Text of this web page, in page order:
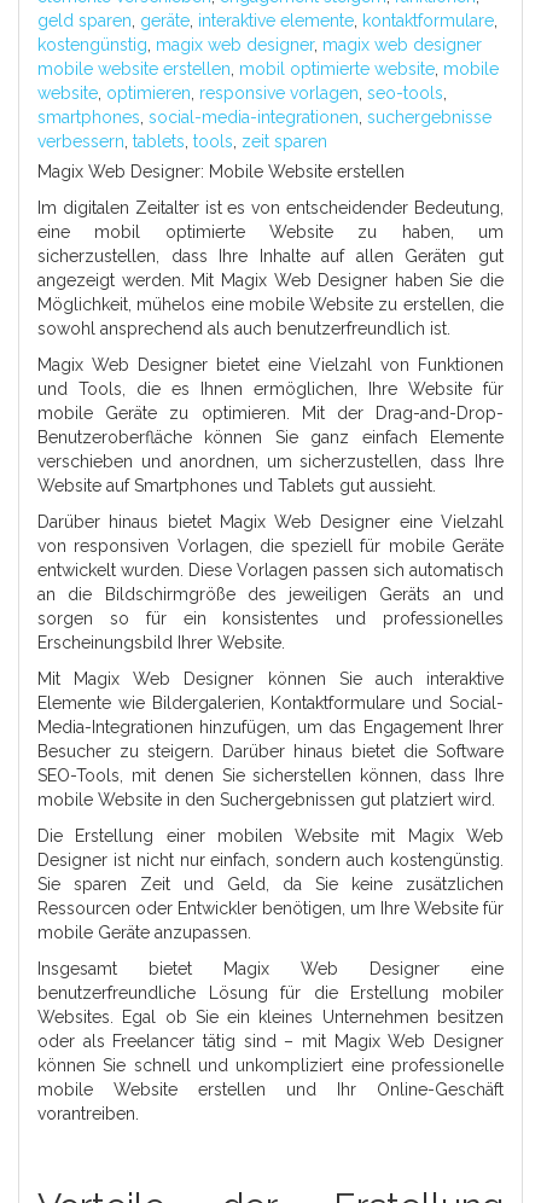
geld sparen geräte interaktive elemente kontaktformulare
kostengünstig magix web designer, magix web designer
mobile website erstellen mobil optimierte website mobile
website optimieren responsive vorlagen seo-tools
smartphones social-media-integrationen suchergebnisse
verbessern tablets tools zeit sparen
Magix Web Designer: Mobile Website erstellen
Im digitalen Zeitalter ist es von entscheidender Bedeutung,
eine mobil optimierte Website zu haben, um
sicherzustellen, dass Ihre Inhalte auf allen Geräten gut
angezeigt werden. Mit Magix Web Designer haben Sie die
Möglichkeit, mühelos eine mobile Website zu erstellen, die
sowohl ansprechend als auch benutzerfreundlich ist.
Magix Web Designer bietet eine Vielzahl von Funktionen
und Tools, die es Ihnen ermöglichen, Ihre Website für
mobile Geräte zu optimieren. Mit der Drag-and-Drop-
Benutzeroberfläche können Sie ganz einfach Elemente
verschieben und anordnen, um sicherzustellen, dass Ihre
Website auf Smartphones und Tablets gut aussieht.
Darüber hinaus bietet Magix Web Designer eine Vielzahl
von responsiven Vorlagen, die speziell für mobile Geräte
entwickelt wurden. Diese Vorlagen passen sich automatisch
an die Bildschirmgröße des jeweiligen Geräts an und
sorgen so für ein konsistentes und professionelles
Erscheinungsbild Ihrer Website.
Mit Magix Web Designer können Sie auch interaktive
Elemente wie Bildergalerien, Kontaktformulare und Social-
Media-Integrationen hinzufügen, um das Engagement Ihrer
Besucher zu steigern. Darüber hinaus bietet die Software
SEO-Tools, mit denen Sie sicherstellen können, dass Ihre
mobile Website in den Suchergebnissen gut platziert wird.
Die Erstellung einer mobilen Website mit Magix Web
Designer ist nicht nur einfach, sondern auch kostengünstig.
Sie sparen Zeit und Geld, da Sie keine zusätzlichen
Ressourcen oder Entwickler benötigen, um Ihre Website für
mobile Geräte anzupassen.
Insgesamt bietet Magix Web Designer eine
benutzerfreundliche Lösung für die Erstellung mobiler
Websites. Egal ob Sie ein kleines Unternehmen besitzen
oder als Freelancer tätig sind – mit Magix Web Designer
können Sie schnell und unkompliziert eine professionelle
mobile Website erstellen und Ihr Online-Geschäft
vorantreiben.